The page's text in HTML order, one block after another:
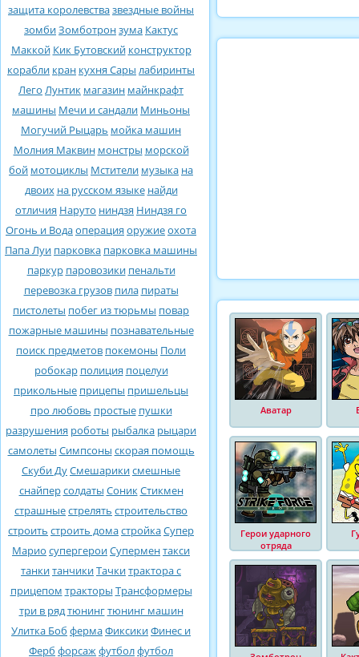
защита королевствазвездные войны
зомбиЗомботронзума Кактус
Маккой Кик Бутовский конструктор
корабли кран кухня Сары лабиринты
Лего Лунтик магазин майнкрафт
машины Мечи и сандали Миньоны
Могучий Рыцарь мойка машин
Молния Маквин монстры морской
бой мотоциклы Мстители музыка на
двоих на русском языке найди
отличия Наруто ниндзя Ниндзя го
Огонь и Водаоперация оружиеохота
Папа Луи парковка парковка машины
паркур паровозики пенальти
перевозка грузов пила пираты
пистолеты побег из тюрьмы повар
пожарные машины познавательные
поиск предметов покемоны Поли
робокар полиция поцелуи
прикольные прицепы пришельцы
про любовь простые пушки
разрушения роботы рыбалка рыцари
самолеты Симпсоны скорая помощь
Скуби ДуСмешарикисмешные
снайперсолдаты СоникСтикмен
страшныестрелять строительство
строить строить домастройкаСупер
Марио супергероиСуперментакси
танкитанчикиТачкитрактора с
прицепом тракторы Трансформеры
три в рядтюнингтюнинг машин
Улитка Боб фермаФиксикиФинес и
Ферб форсажфутболфутбол
Аватар
Герои ударного
отряда